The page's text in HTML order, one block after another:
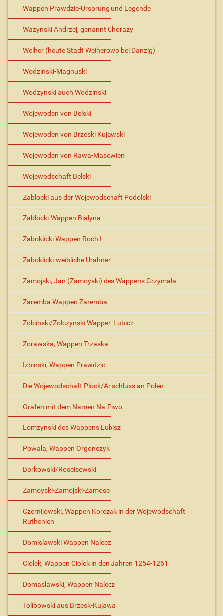
Wappen Prawdzic-Ursprung und Legende
Wazynski Andrzej, genannt Chorazy
Weiher (heute Stadt Weiherowo bei Danzig)
Wodzinski-Magnuski
Wodzynski auch Wodzinski
Wojewoden von Belski
Wojewoden von Brzeski Kujawski
Wojewoden von Rawa-Masowien
Wojewodschaft Belski
Zablocki aus der Wojewodschaft Podolski
Zablocki-Wappen Bialyna
Zaboklicki Wappen Roch I
Zaboklicki-weibliche Urahnen
Zamojski, Jan (Zamoyski) des Wappens Grzymala
Zaremba Wappen Zaremba
Zolcinski/Zolczynski Wappen Lubicz
Zorawska, Wappen Trzaska
Izbinski, Wappen Prawdzic
Die Wojewodschaft Plock/Anschluss an Polen
Grafen mit dem Namen Na-Piwo
Lomzynski des Wappens Lubisz
Powala, Wappen Orgonczyk
Borkowski/Roscisewski
Zamoyski-Zamojski-Zamosc
Czernijowski, Wappen Korczak in der Wojewodschaft
Ruthenien
Domislawski Wappen Nalecz
Ciolek, Wappen Ciolek in den Jahren 1254-1261
Domaslawski, Wappen Nalecz
Tolibowski aus Brzesk-Kujawa